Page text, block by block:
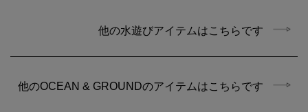
他の水遊びアイテムはこちらです
他のOCEAN & GROUNDのアイテムはこちらです